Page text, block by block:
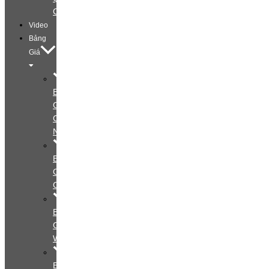
Cáo
Video
Bảng
Giá
Bảng
Giá
Cá
Nhân
Bảng
Giá
Couple
Bảng
Giá
Wedding
Bảng